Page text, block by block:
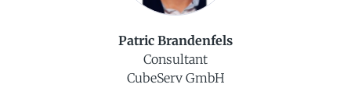
Patric Brandenfels
Consultant
CubeServ GmbH